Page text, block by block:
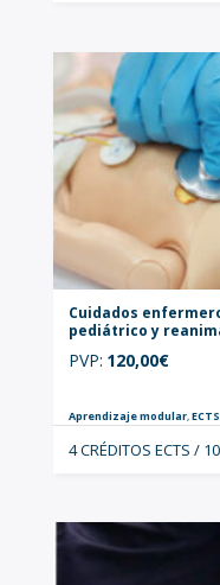
Cuidados
pediátrico y
PVP: 120,00€
Aprendizaje modular,ECTS
4 CRÉDITOS ECTS /